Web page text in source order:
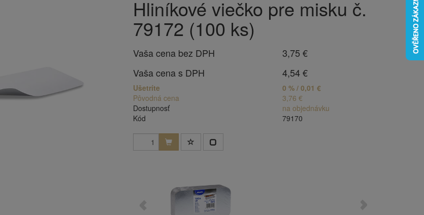
Hliníkové viečko pre misku č.
79172 (100 ks)
Vaša cena bez DPH
3,75 €
Vaša cena s DPH
4,54 €
Ušetríte
0 % / 0,01 €
Pôvodná cena
3,76 €
Dostupnosť
na objednávku
Kód
79170